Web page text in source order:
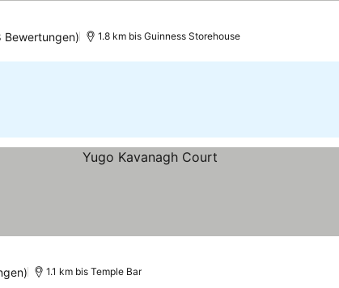
Bewertungen) 1.8 km bis Guinness Storehouse
1.1 km bis Temple Bar